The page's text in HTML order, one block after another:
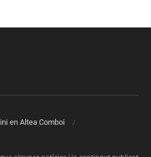
en Altea Comboi